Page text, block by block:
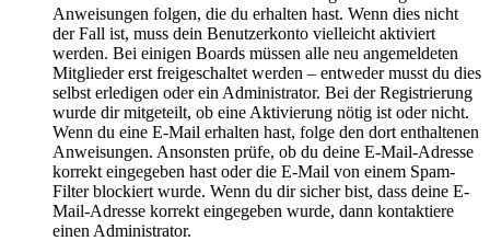
Anweisungen folgen, die du erhalten hast. Wenn dies nicht
der Fall ist, muss dein Benutzerkonto vielleicht aktiviert
werden. Bei einigen Boards müssen alle neu angemeldeten
Mitglieder erst freigeschaltet werden – entweder musst du dies
selbst erledigen oder ein Administrator. Bei der Registrierung
wurde dir mitgeteilt, ob eine Aktivierung nötig ist oder nicht.
Wenn du eine E-Mail erhalten hast, folge den dort enthaltenen
Anweisungen. Ansonsten prüfe, ob du deine E-Mail-Adresse
korrekt eingegeben hast oder die E-Mail von einem Spam-
Filter blockiert wurde. Wenn du dir sicher bist, dass deine E-
Mail-Adresse korrekt eingegeben wurde, dann kontaktiere
einen Administrator.